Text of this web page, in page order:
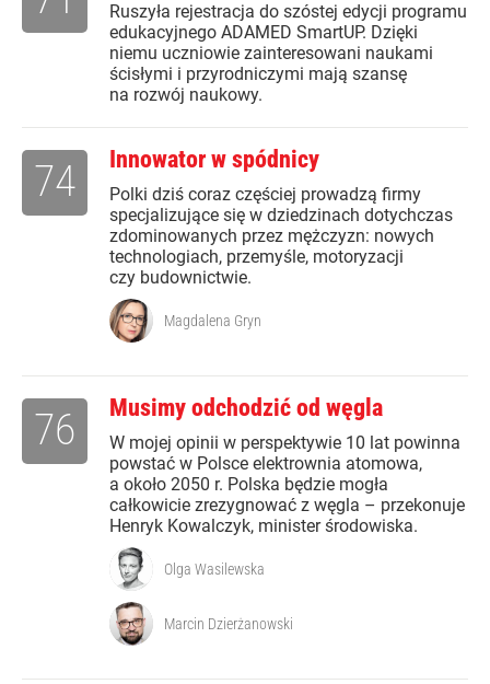
Ruszyła rejestracja do szóstej edycji programu
edukacyjnego ADAMED SmartUP. Dzięki
niemu uczniowie zainteresowani naukami
ścisłymi i przyrodniczymi mają szansę
na rozwój naukowy.
Innowator w spódnicy
Polki dziś coraz częściej prowadzą firmy
specjalizujące się w dziedzinach dotychczas
zdominowanych przez mężczyzn: nowych
technologiach, przemyśle, motoryzacji
czy budownictwie.
74
Magdalena Gryn
Musimy odchodzić od węgla
W mojej opinii w perspektywie 10 lat powinna
powstać w Polsce elektrownia atomowa,
a około 2050 r. Polska będzie mogła
całkowicie zrezygnować z węgla – przekonuje
Henryk Kowalczyk, minister środowiska.
76
Olga Wasilewska
Marcin Dzierżanowski